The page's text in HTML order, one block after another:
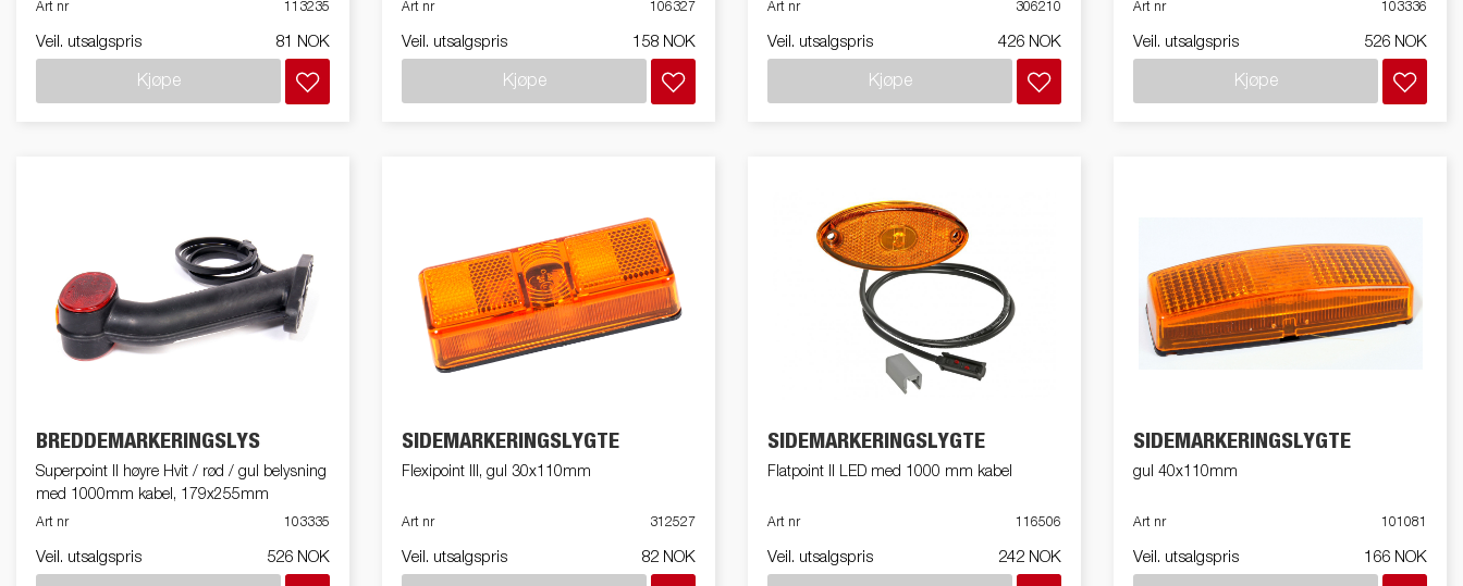
Art nr 113235
Veil. utsalgspris 81 NOK
Kjøpe
Art nr 106327
Veil. utsalgspris 158 NOK
Kjøpe
Art nr 306210
Veil. utsalgspris 426 NOK
Kjøpe
Art nr 103336
Veil. utsalgspris 526 NOK
Kjøpe
BREDDEMARKERINGSLYS
Superpoint II høyre Hvit / rød / gul belysning
med 1000mm kabel, 179x255mm
Art nr 103335
Veil. utsalgspris 526 NOK
SIDEMARKERINGSLYGTE
Flexipoint III, gul 30x110mm
Art nr 312527
Veil. utsalgspris 82 NOK
SIDEMARKERINGSLYGTE
Flatpoint II LED med 1000 mm kabel
Art nr 116506
Veil. utsalgspris 242 NOK
SIDEMARKERINGSLYGTE
gul 40x110mm
Art nr 101081
Veil. utsalgspris 166 NOK